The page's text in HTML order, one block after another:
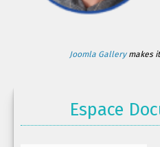
Joomla Gallerymakes
Espace